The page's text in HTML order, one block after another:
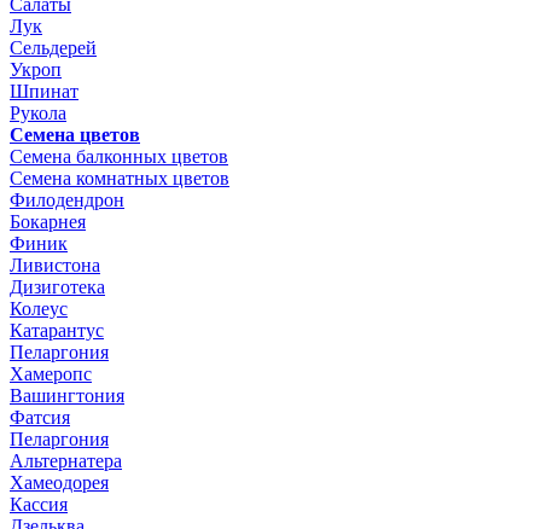
Салаты
Лук
Сельдерей
Укроп
Шпинат
Рукола
Семена цветов
Семена балконных цветов
Семена комнатных цветов
Филодендрон
Бокарнея
Финик
Ливистона
Дизиготека
Колеус
Катарантус
Пеларгония
Хамеропс
Вашингтония
Фатсия
Пеларгония
Альтернатера
Хамеодорея
Кассия